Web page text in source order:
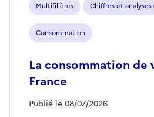
Multifilières Chiffres et
Consommation
La consommation de
France
Publié le 08/07/2026